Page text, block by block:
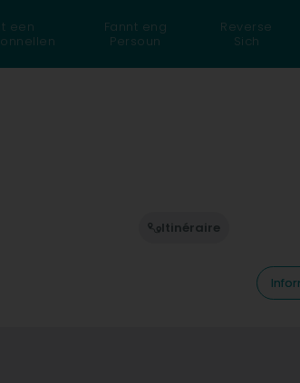
een
Fannt eng
Persoun
Reverse
Sich
Itinéraire